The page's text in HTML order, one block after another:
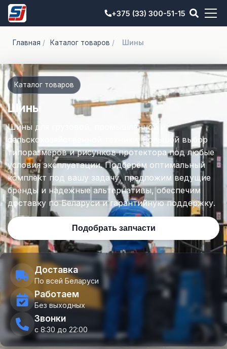
+375 (33) 300-51-15
Главная / Каталог товаров / Шины
Каталог товаров
Шины
Шины для грузовой, промышленной и
сельскохозяйственной техники. Большой выбор
типоразмеров и рисунков протектора под любые
условия эксплуатации. Подберём оптимальный
комплект под вашу задачу, предложим ведущие
бренды и надежные альтернативы, обеспечим
доставку по Беларуси и гарантийную поддержку.
Подобрать запчасти
Доставка
По всей Беларуси
Работаем
Без выходных
Звонки
с 8:30 до 22:00